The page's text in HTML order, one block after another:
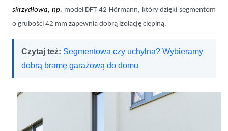
skrzydłowa, np. model DFT 42 Hörmann, który dzięki segmentom
o grubości 42 mm zapewnia dobrą izolację cieplną.
Czytaj też: Segmentowa czy uchylna? Wybieramy
dobrą bramę garażową do domu